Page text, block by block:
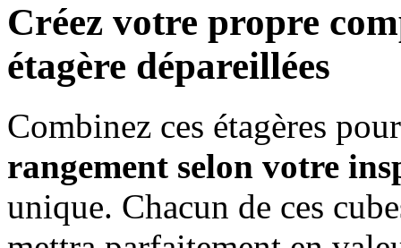
Créez votre propre
étagère dépareillées
Combinez ces étagères
rangement selon votre
unique. Chacun de ces